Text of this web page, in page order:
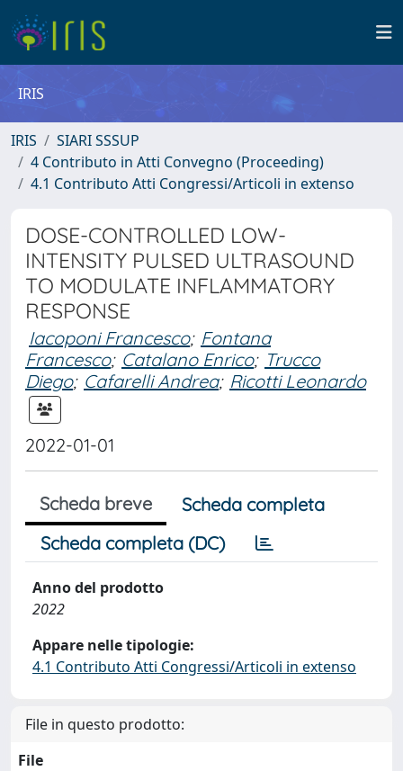
IRIS
IRIS
SIARI SSSUP
4 Contributo in Atti Convegno (Proceeding)
4.1 Contributo Atti Congressi/Articoli in extenso
DOSE-CONTROLLED LOW-
INTENSITY PULSED ULTRASOUND
TO MODULATE INFLAMMATORY
RESPONSE
Iacoponi Francesco; Fontana
Francesco; Catalano Enrico; Trucco
Diego; Cafarelli Andrea; Ricotti Leonardo
2022-01-01
Scheda breve
Scheda completa
Scheda completa (DC)
Anno del prodotto
2022
Appare nelle tipologie:
4.1 Contributo Atti Congressi/Articoli in extenso
File in questo prodotto:
File